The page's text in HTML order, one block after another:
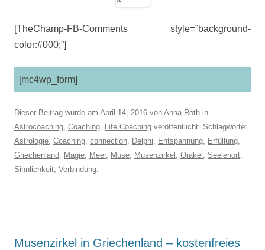
[TheChamp-FB-Comments style=”background-
color:#000;”]
[mc4wp_form]
Dieser Beitrag wurde am April 14, 2016 von Anna Roth in
Astrocoaching, Coaching, Life Coaching veröffentlicht. Schlagworte:
Astrologie, Coaching, connection, Delphi, Entspannung, Erfüllung,
Griechenland, Magie, Meer, Muse, Musenzirkel , Orakel , Seelenort,
Sinnlichkeit, Verbindung.
Musenzirkel in Griechenland – kostenfreies